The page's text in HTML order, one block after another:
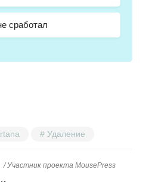
сработал
Удаление
/ Участник проекта MousePress